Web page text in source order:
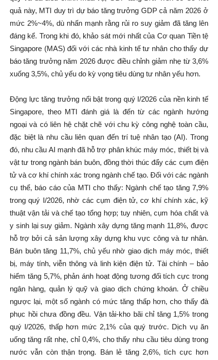
quả này, MTI duy trì dự báo tăng trưởng GDP cả năm 2026 ở
mức 2%~4%, dù nhấn mạnh rằng rủi ro suy giảm đã tăng lên
đáng kể. Trong khi đó, khảo sát mới nhất của Cơ quan Tiền tệ
Singapore (MAS) đối với các nhà kinh tế tư nhân cho thấy dự
báo tăng trưởng năm 2026 được điều chỉnh giảm nhẹ từ 3,6%
xuống 3,5%, chủ yếu do kỳ vọng tiêu dùng tư nhân yếu hơn.
Động lực tăng trưởng nổi bật trong quý I/2026 của nền kinh tế
Singapore, theo MTI đánh giá là đến từ các ngành hướng
ngoại và có liên hệ chặt chẽ với chu kỳ công nghệ toàn cầu,
đặc biệt là nhu cầu liên quan đến trí tuệ nhân tạo (AI). Trong
đó, nhu cầu AI mạnh đã hỗ trợ phân khúc máy móc, thiết bị và
vật tư trong ngành bán buôn, đồng thời thúc đẩy các cụm điện
tử và cơ khí chính xác trong ngành chế tạo. Đối với các ngành
cụ thể, báo cáo của MTI cho thấy: Ngành chế tạo tăng 7,9%
trong quý I/2026, nhờ các cụm điện tử, cơ khí chính xác, kỹ
thuật vận tải và chế tạo tổng hợp; tuy nhiên, cụm hóa chất và
y sinh lại suy giảm. Ngành xây dựng tăng mạnh 11,8%, được
hỗ trợ bởi cả sản lượng xây dựng khu vực công và tư nhân.
Bán buôn tăng 11,7%, chủ yếu nhờ giao dịch máy móc, thiết
bị, máy tính, viễn thông và linh kiện điện tử. Tài chính – bảo
hiểm tăng 5,7%, phản ánh hoạt động tương đối tích cực trong
ngân hàng, quản lý quỹ và giao dịch chứng khoán. Ở chiều
ngược lại, một số ngành có mức tăng thấp hơn, cho thấy đà
phục hồi chưa đồng đều. Vận tải-kho bãi chỉ tăng 1,5% trong
quý I/2026, thấp hơn mức 2,1% của quý trước. Dịch vụ ăn
uống tăng rất nhẹ, chỉ 0,4%, cho thấy nhu cầu tiêu dùng trong
nước vẫn còn thận trọng. Bán lẻ tăng 2,6%, tích cực hơn